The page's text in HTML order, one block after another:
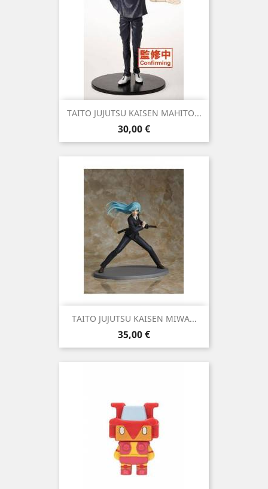
TAITO JUJUTSU KAISEN MAHITO...
Precio
30,00 €
TAITO JUJUTSU KAISEN MIWA...
Precio
35,00 €